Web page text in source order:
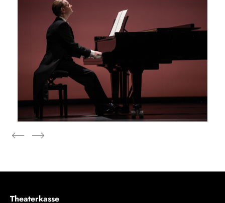
Theaterkasse